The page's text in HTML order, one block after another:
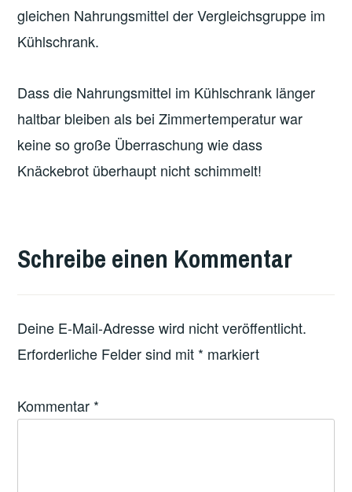
gleichen Nahrungsmittel der Vergleichsgruppe im
Kühlschrank.
Dass die Nahrungsmittel im Kühlschrank länger
haltbar bleiben als bei Zimmertemperatur war
keine so große Überraschung wie dass
Knäckebrot überhaupt nicht schimmelt!
FEATURED
Schreibe einen Kommentar
Deine E-Mail-Adresse wird nicht veröffentlicht.
Erforderliche Felder sind mit * markiert
Kommentar *